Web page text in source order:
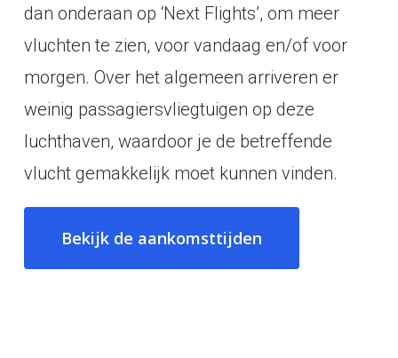
dan onderaan op ‘Next Flights’, om meer
vluchten te zien, voor vandaag en/of voor
morgen. Over het algemeen arriveren er
weinig passagiersvliegtuigen op deze
luchthaven, waardoor je de betreffende
vlucht gemakkelijk moet kunnen vinden.
Bekijk de aankomsttijden